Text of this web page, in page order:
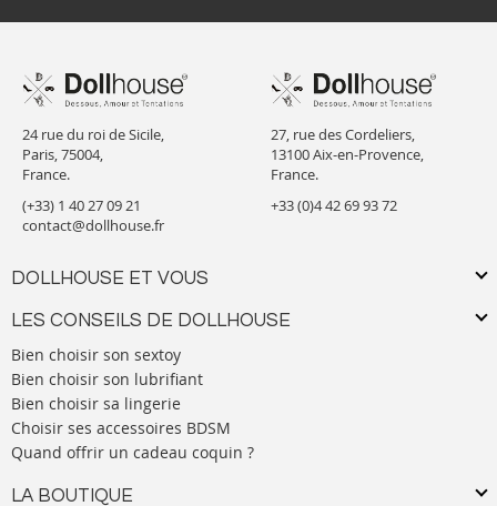
24 rue du roi de Sicile,
Paris, 75004,
France.
(+33) 1 40 27 09 21
contact@dollhouse.fr
DOLLHOUSE ET VOUS
LES CONSEILS DE DOLLHOUSE
Bien choisir son sextoy
Bien choisir son lubrifiant
Bien choisir sa lingerie
Choisir ses accessoires BDSM
Quand offrir un cadeau coquin ?
LA BOUTIQUE
27, rue des Cordeliers,
13100 Aix-en-Provence,
France.
+33 (0)4 42 69 93 72